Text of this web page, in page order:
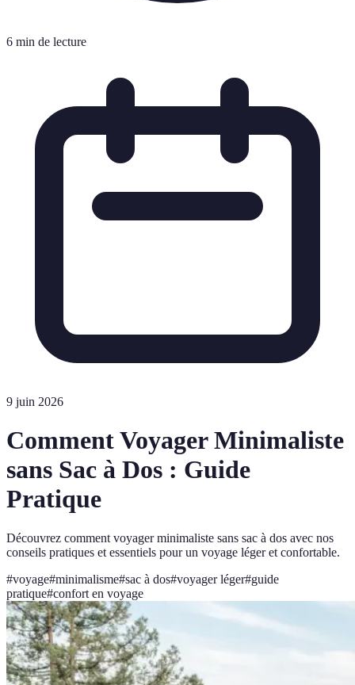
6 min de lecture
9 juin 2026
Comment Voyager Minimaliste
sans Sac à Dos : Guide
Pratique
Découvrez comment voyager minimaliste sans sac à dos avec nos
conseils pratiques et essentiels pour un voyage léger et confortable.
#voyage#minimalisme#sac à dos#voyager léger#guide
pratique#confort en voyage